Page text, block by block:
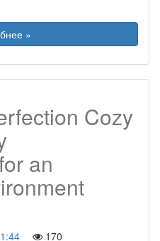
»
Cozy
an
170